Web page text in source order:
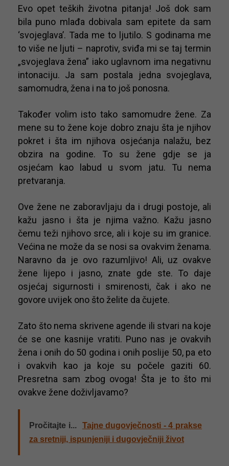
Evo opet teških životna pitanja! Još dok sam
bila puno mlađa dobivala sam epitete da sam
‘svojeglava’. Tada me to ljutilo. S godinama me
to više ne ljuti – naprotiv, sviđa mi se taj termin
„svojeglava žena” iako uglavnom ima negativnu
intonaciju. Ja sam postala jedna svojeglava,
samomudra, žena i na to još ponosna.
Također volim isto tako samomudre žene. Za
mene su to žene koje dobro znaju šta je njihov
pokret i šta im njihova osjećanja nalažu, bez
obzira na godine. To su žene gdje se ja
osjećam kao labud u svom jatu. Tu nema
pretvaranja.
Ove žene ne zaboravljaju da i drugi postoje, ali
kažu jasno i šta je njima važno. Kažu jasno
čemu teži njihovo srce, ali i koje su im granice.
Većina ne može da se nosi sa ovakvim ženama.
Naravno da je ovo razumljivo! Ali, uz ovakve
žene lijepo i jasno, znate gde ste. To daje
osjećaj sigurnosti i smirenosti, čak i ako ne
govore uvijek ono što želite da čujete.
Zato što nema skrivene agende ili stvari na koje
će se one kasnije vratiti. Puno nas je ovakvih
žena i onih do 50 godina i onih poslije 50, pa eto
i ovakvih kao ja koje su počele gaziti 60.
Presretna sam zbog ovoga! Šta je to što mi
ovakve žene doživljavamo?
Pročitajte i...
Tajne dugovječnosti - 4 prakse
za sretniji, ispunjeniji i dugovječniji život